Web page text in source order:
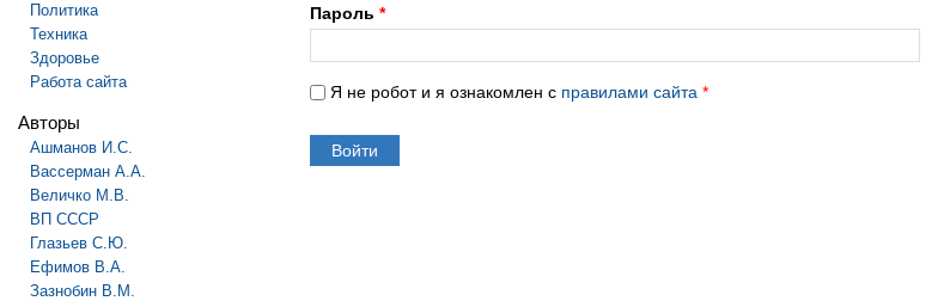
Политика
Техника
Здоровье
Работа сайта
Авторы
Ашманов И.С.
Вассерман А.А.
Величко М.В.
ВП СССР
Глазьев С.Ю.
Ефимов В.А.
Зазнобин В.М.
Пароль *
Я не робот и я ознакомлен с правилами сайта *